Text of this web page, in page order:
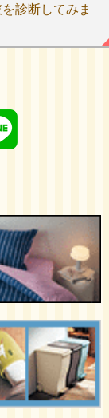
診断してみま